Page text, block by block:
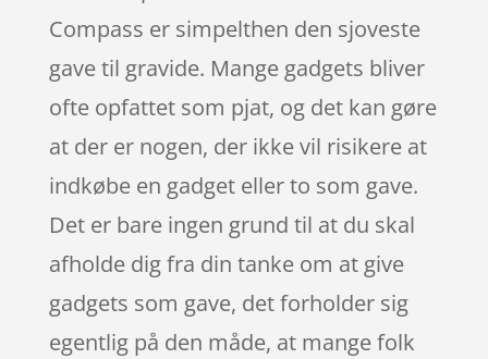
Compass er simpelthen den sjoveste
gave til gravide. Mange gadgets bliver
ofte opfattet som pjat, og det kan gøre
at der er nogen, der ikke vil risikere at
indkøbe en gadget eller to som gave.
Det er bare ingen grund til at du skal
afholde dig fra din tanke om at give
gadgets som gave, det forholder sig
egentlig på den måde, at mange folk